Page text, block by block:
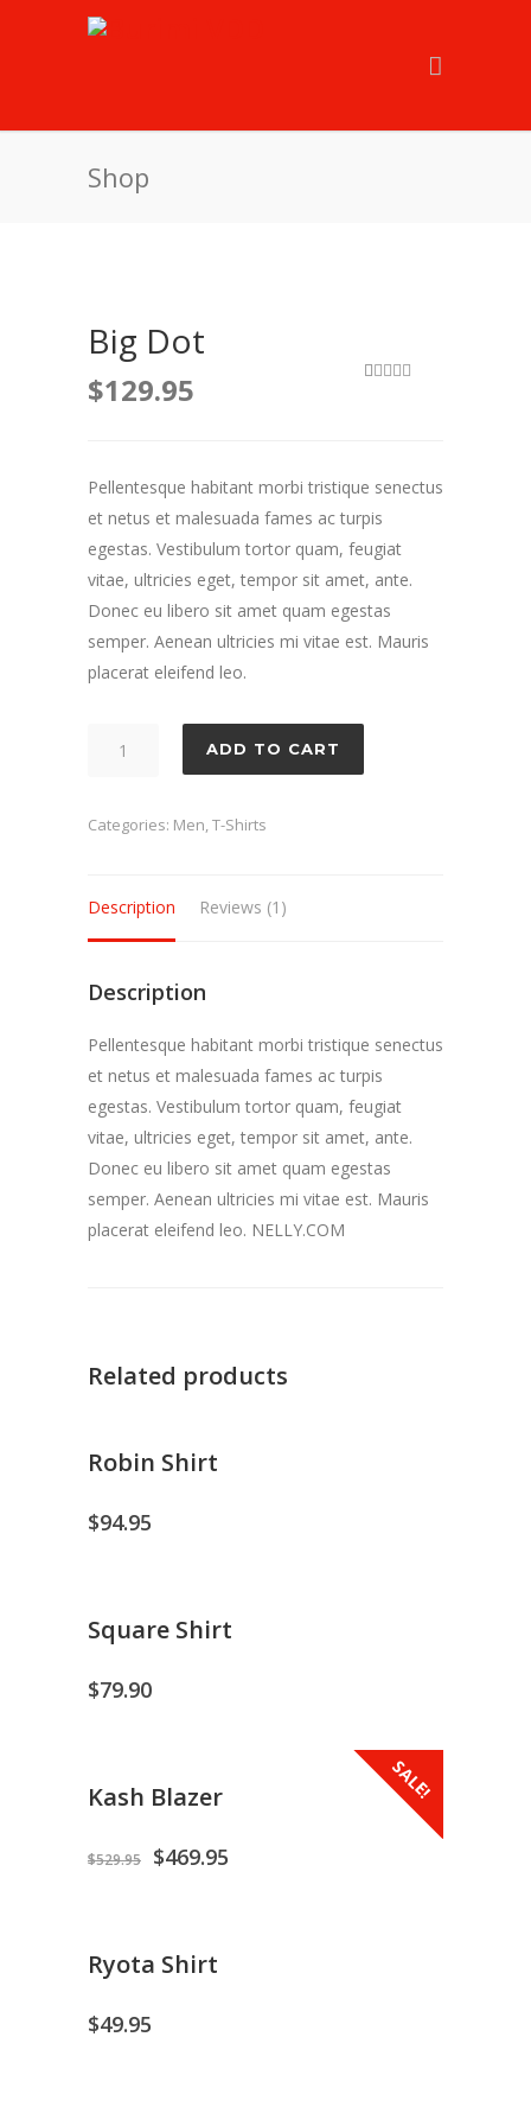
Shop
Big Dot
rating
$129.95
Pellentesque habitant morbi tristique senectus
et netus et malesuada fames ac turpis
egestas. Vestibulum tortor quam, feugiat
vitae, ultricies eget, tempor sit amet, ante.
Donec eu libero sit amet quam egestas
semper. Aenean ultricies mi vitae est. Mauris
placerat eleifend leo.
ADD TO CART
Categories: Men,T-Shirts
Description Reviews (1)
Description
Pellentesque habitant morbi tristique senectus
et netus et malesuada fames ac turpis
egestas. Vestibulum tortor quam, feugiat
vitae, ultricies eget, tempor sit amet, ante.
Donec eu libero sit amet quam egestas
semper. Aenean ultricies mi vitae est. Mauris
placerat eleifend leo. NELLY.COM
Related products
Robin Shirt
$94.95
Square Shirt
$79.90
SALE!
Kash Blazer
$529.95 $469.95
Ryota Shirt
$49.95